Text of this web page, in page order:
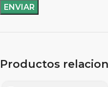
Productos